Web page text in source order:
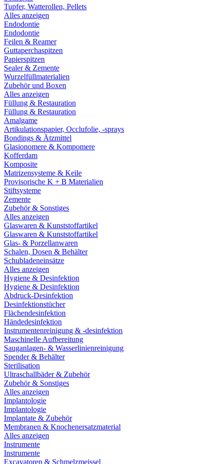
Tupfer, Watterollen, Pellets
Alles anzeigen
Endodontie
Endodontie
Feilen & Reamer
Guttaperchaspitzen
Papierspitzen
Sealer & Zemente
Wurzelfüllmaterialien
Zubehör und Boxen
Alles anzeigen
Füllung & Restauration
Füllung & Restauration
Amalgame
Artikulationspapier, Occlufolie, -sprays
Bondings & Ätzmittel
Glasionomere & Kompomere
Kofferdam
Komposite
Matrizensysteme & Keile
Provisorische K + B Materialien
Stiftsysteme
Zemente
Zubehör & Sonstiges
Alles anzeigen
Glaswaren & Kunststoffartikel
Glaswaren & Kunststoffartikel
Glas- & Porzellanwaren
Schalen, Dosen & Behälter
Schubladeneinsätze
Alles anzeigen
Hygiene & Desinfektion
Hygiene & Desinfektion
Abdruck-Desinfektion
Desinfektionstücher
Flächendesinfektion
Händedesinfektion
Instrumentenreinigung & -desinfektion
Maschinelle Aufbereitung
Sauganlagen- & Wasserlinienreinigung
Spender & Behälter
Sterilisation
Ultraschallbäder & Zubehör
Zubehör & Sonstiges
Alles anzeigen
Implantologie
Implantologie
Implantate & Zubehör
Membranen & Knochenersatzmaterial
Alles anzeigen
Instrumente
Instrumente
Excavatoren & Schmelzmeissel